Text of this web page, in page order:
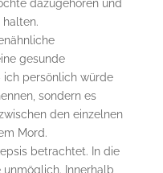
dazugehören und
gesunde
ich persönlich würde
sondern es
den einzelnen
Mord.
betrachtet. In die
Innerhalb